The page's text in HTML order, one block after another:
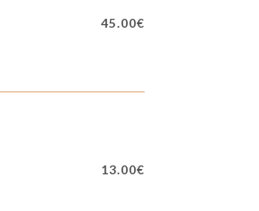
45.00€
13.00€